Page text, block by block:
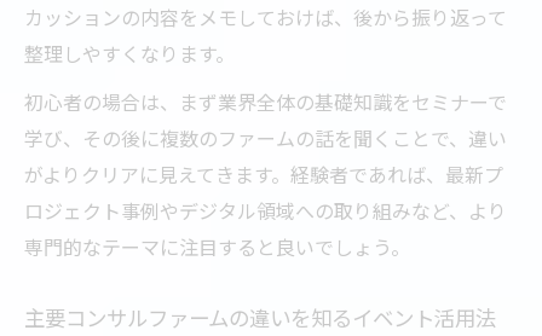
カッションの内容をメモしておけば、後から振り返って
整理しやすくなります。
初心者の場合は、まず業界全体の基礎知識をセミナーで
学び、その後に複数のファームの話を聞くことで、違い
がよりクリアに見えてきます。経験者であれば、最新プ
ロジェクト事例やデジタル領域への取り組みなど、より
専門的なテーマに注目すると良いでしょう。
主要コンサルファームの違いを知るイベント活用法